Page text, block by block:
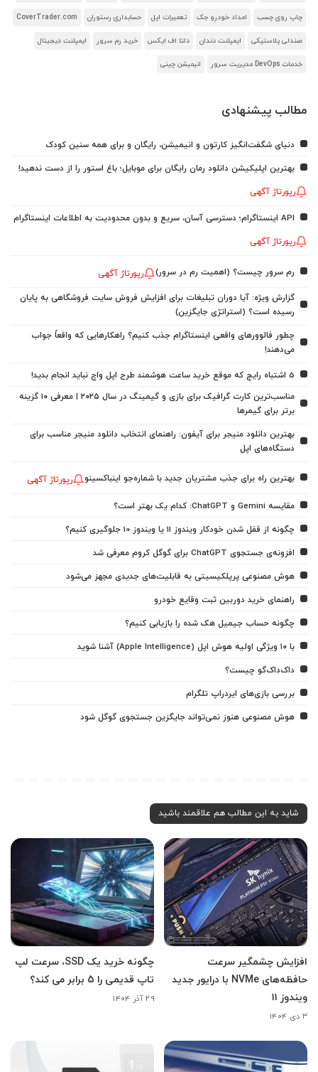
چاپ روی چسب امداد خودرو جک تعمیرات اپل حسابداری رستوران CoverTrader.com
صندلی پلاستیکی ایمپلنت دندان دلتا اف ایکس خرید رم سرور ایمپلنت دیجیتال
خدمات DevOps مدیریت سرور انیمیشن چینی
مطالب پیشنهادی
دنیای شگفت‌انگیز کارتون و انیمیشن، رایگان و برای همه سنین کودک
بهترین اپلیکیشن دانلود رمان رایگان برای موبایل؛ باغ استور را از دست ندهید!
رپورتاژ آگهی
API اینستاگرام؛ دسترسی آسان، سریع و بدون محدودیت به اطلاعات اینستاگرام
رپورتاژ آگهی
رم سرور چیست؟ (اهمیت رم در سرور) رپورتاژ آگهی
گزارش ویژه: آیا دوران تبلیغات برای افزایش فروش سایت فروشگاهی به پایان
رسیده است؟ (استراتژی جایگزین)
چطور فالوورهای واقعی اینستاگرام جذب کنیم؟ راهکارهایی که واقعاً جواب
می‌دهند!
5 اشتباه رایج که موقع خرید ساعت هوشمند طرح اپل واچ نباید انجام بدید!
مناسب‌ترین کارت گرافیک برای بازی و گیمینگ در سال ۲۰۲۵ | معرفی ۱۰ گزینه
برتر برای گیمرها
بهترین دانلود منیجر برای آیفون: راهنمای انتخاب دانلود منیجر مناسب برای
دستگاه‌های اپل
بهترین راه برای جذب مشتریان جدید با شماره‌جو اینباکسینو رپورتاژ آگهی
مقایسه Gemini و ChatGPT: کدام یک بهتر است؟
چگونه از قفل شدن خودکار ویندوز 11 یا ویندوز 10 جلوگیری کنیم؟
افزونه‌ی جستجوی ChatGPT برای گوگل کروم معرفی شد
هوش مصنوعی پرپلکیسیتی به قابلیت‌های جدیدی مجهز می‌شود
راهنمای خرید دوربین ثبت وقایع خودرو
چگونه حساب جیمیل هک شده را بازیابی کنیم؟
با ۱۰ ویژگی اولیه هوش اپل (Apple Intelligence) آشنا شوید
داک‌داک‌گو چیست؟
بررسی بازی‌های ایردراپ تلگرام
هوش مصنوعی هنوز نمی‌تواند جایگزین جستجوی گوگل شود
شاید به این مطالب هم علاقمند باشید
افزایش چشمگیر سرعت
حافظه‌های NVMe با درایور جدید
ویندوز ۱۱
۳ دی ۱۴۰۴
چگونه خرید یک SSD، سرعت لپ
تاپ قدیمی را 5 برابر می کند؟
۲۹ آذر ۱۴۰۴